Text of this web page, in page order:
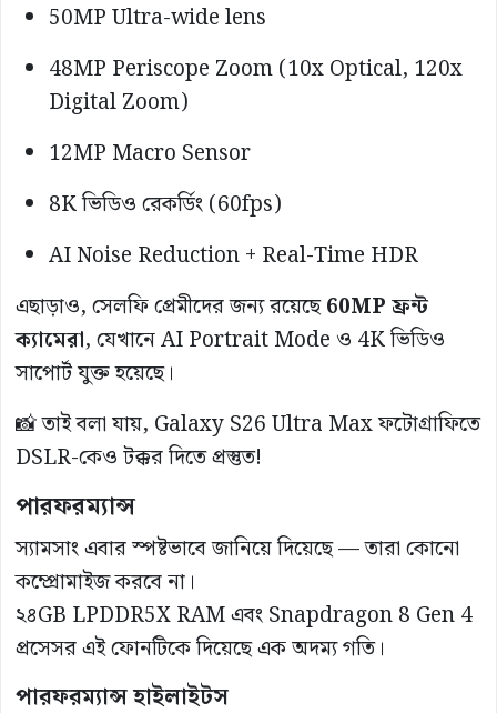
50MP Ultra-wide lens
48MP Periscope Zoom (10x Optical, 120x
Digital Zoom)
12MP Macro Sensor
8K ভিডিও রেকর্ডিং (60fps)
AI Noise Reduction + Real-Time HDR
এছাড়াও, সেলফি প্রেমীদের জন্য রয়েছে60MP ফ্রন্ট
ক্যামেরা, যেখানে AI Portrait Mode ও 4K ভিডিও
সাপোর্ট যুক্ত হয়েছে।
📸 তাই বলা যায়, Galaxy S26 Ultra Max ফটোগ্রাফিতে
DSLR-কেও টক্কর দিতে প্রস্তুত!
পারফরম্যান্স
স্যামসাং এবার স্পষ্টভাবে জানিয়ে দিয়েছে — তারা কোনো
কম্প্রোমাইজ করবে না।
২৪GB LPDDR5X RAM এবং Snapdragon 8 Gen 4
প্রসেসর এই ফোনটিকে দিয়েছে এক অদম্য গতি।
পারফরম্যান্স হাইলাইটস